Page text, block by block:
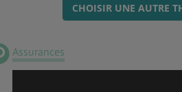
CHOISIR UNE AUTRE
Assurances